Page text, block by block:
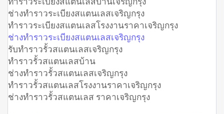
ช่างทำราวระเบียงสแตนเลสเจริญกรุง
ทำราวระเบียงสแตนเลสโรงงานราคาเจริญกรุง
ช่างทำราวระเบียงสแตนเลสเจริญกรุง
รับทำราวรั้วสแตนเลสเจริญกรุง
ทำราวรั้วสแตนเลสบ้าน
ช่างทำราวรั้วสแตนเลสเจริญกรุง
ทำราวรั้วสแตนเลสโรงงานราคาเจริญกรุง
ช่างทำราวรั้วสแตนเลส ราคาเจริญกรุง